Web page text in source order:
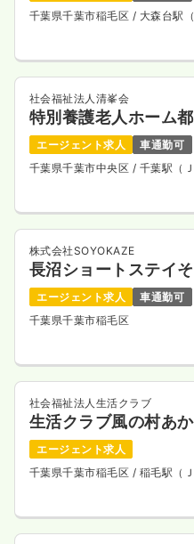
千葉県千葉市稲毛区 / 大森台駅
社会福祉法人清峯会
特別養護老人ホーム
エージェント求人
車通勤可
千葉県千葉市中央区 / 千葉駅（
株式会社SOYOKAZE
長沼ショートステイ
エージェント求人
車通勤可
千葉県千葉市稲毛区
社会福祉法人生活クラブ
生活クラブ風の村あ
エージェント求人
千葉県千葉市稲毛区 / 稲毛駅（